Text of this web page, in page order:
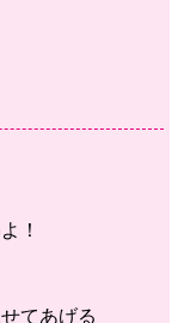
！
てあげる